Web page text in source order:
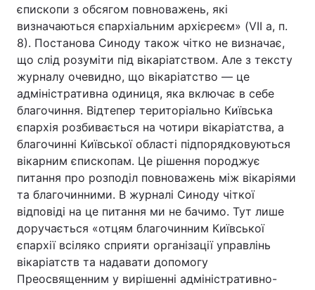
єпископи з обсягом повноважень, які
визначаються єпархіальним архієреєм» (VII а, п.
8). Постанова Синоду також чітко не визначає,
що слід розуміти під вікаріатством. Але з тексту
журналу очевидно, що вікаріатство — це
адміністративна одиниця, яка включає в себе
благочиння. Відтепер територіально Київська
єпархія розбивається на чотири вікаріатства, а
благочинні Київської області підпорядковуються
вікарним єпископам. Це рішення породжує
питання про розподіл повноважень між вікаріями
та благочинними. В журналі Синоду чіткої
відповіді на це питання ми не бачимо. Тут лише
доручається «отцям благочинним Київської
єпархії всіляко сприяти організації управлінь
вікаріатств та надавати допомогу
Преосвященним у вирішенні адміністративно-